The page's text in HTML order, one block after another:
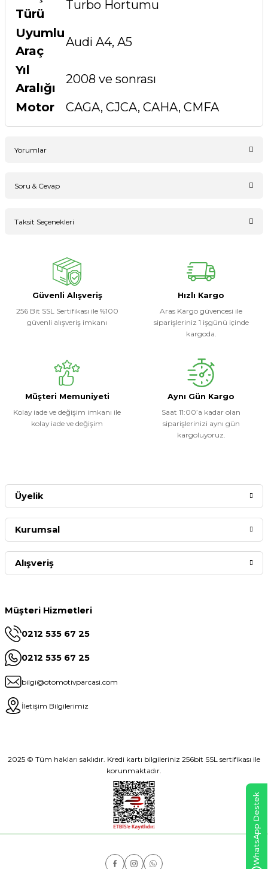
Türü
Turbo Hortumu
Uyumlu
Araç
Audi A4, A5
Yıl
Aralığı
2008 ve sonrası
Motor
CAGA, CJCA, CAHA, CMFA
Yorumlar
Soru & Cevap
Taksit Seçenekleri
Güvenli Alışveriş
256 Bit SSL Sertifikası ile %100
güvenli alışveriş imkanı
Hızlı Kargo
Aras Kargo güvencesi ile
siparişleriniz 1 işgünü içinde
kargoda.
Müşteri Memuniyeti
Kolay iade ve değişim imkanı ile
kolay iade ve değişim
Aynı Gün Kargo
Saat 11:00’a kadar olan
siparişlerinizi aynı gün
kargoluyoruz.
Müşteri Hizmetleri
0212 535 67 25
0212 535 67 25
bilgi@otomotivparcasi.com
İletişim Bilgilerimiz
Üyelik
Kurumsal
Alışveriş
2025 © Tüm hakları saklıdır. Kredi kartı bilgileriniz 256bit SSL sertifikası ile
korunmaktadır.
WhatsApp Destek